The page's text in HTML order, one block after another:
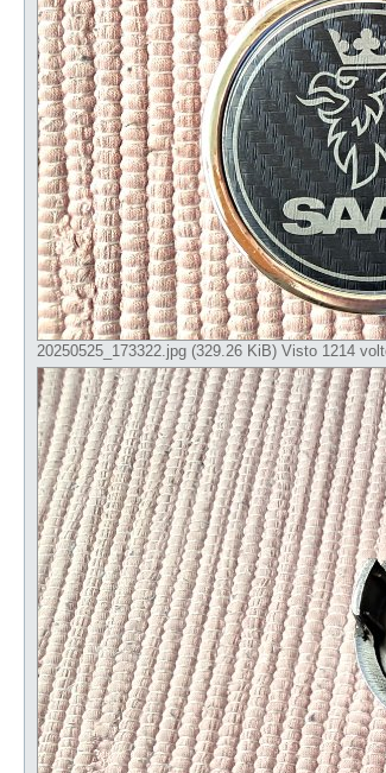
20250525_173322.jpg (329.26 KiB) Visto 1214